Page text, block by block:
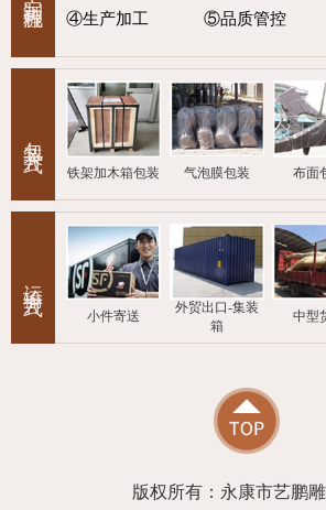
④生产加工 ⑤品质管控
铁架加木箱包装 气泡膜包装 布面
小件寄送
外贸出口-集装
箱
中型
版权所有：永康市艺鹏